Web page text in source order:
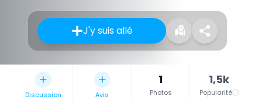
J'y suis allé
Discussion Avis
1
Photos
1,5k
Popularité